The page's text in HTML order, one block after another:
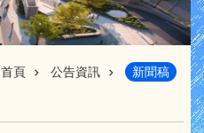
首頁 公告資訊 新聞稿